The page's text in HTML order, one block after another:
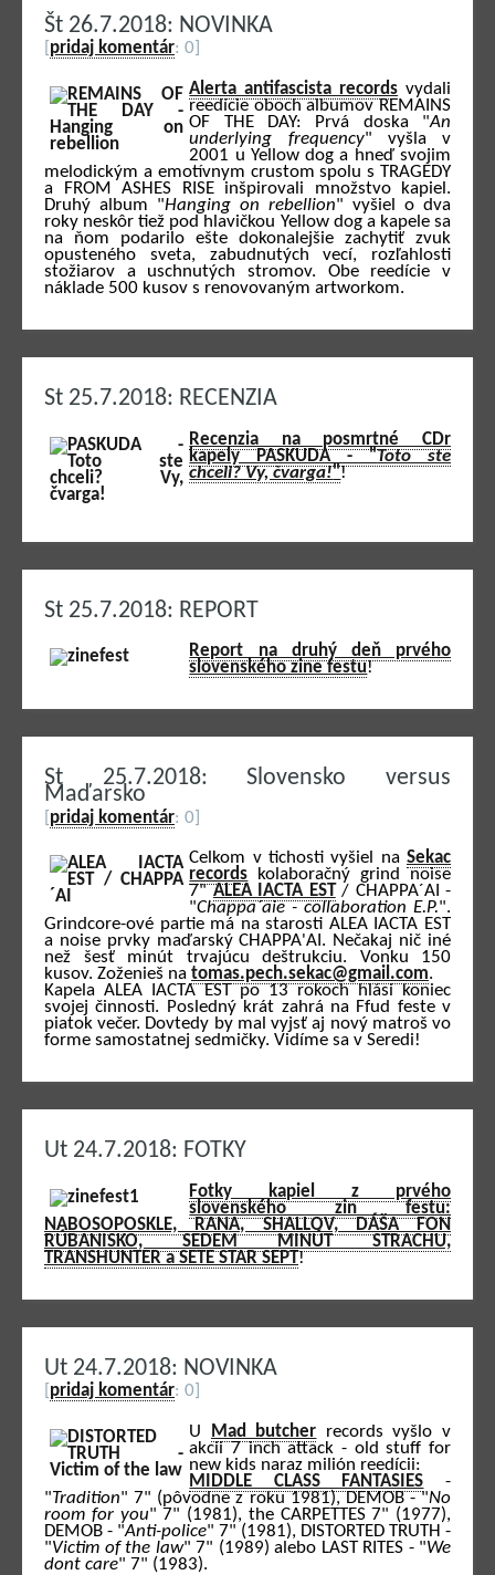
Št 26.7.2018: NOVINKA
pridaj komentár: 0]
Alerta antifascista records vydali
reedície oboch albumov REMAINS
OF THE DAY: Prvá doska "An
underlying frequency" vyšla v
2001 u Yellow dog a hneď svojim
melodickým a emotívnym crustom spolu s TRAGEDY
a FROM ASHES RISE inšpirovali množstvo kapiel.
Druhý album "Hanging on rebellion" vyšiel o dva
roky neskôr tiež pod hlavičkou Yellow dog a kapele sa
na ňom podarilo ešte dokonalejšie zachytiť zvuk
opusteného sveta, zabudnutých vecí, rozľahlosti
stožiarov a uschnutých stromov. Obe reedície v
náklade 500 kusov s renovovaným artworkom.
St 25.7.2018: RECENZIA
Recenzia na posmrtné CDr
kapely PASKUDA - "Toto ste
chceli? Vy, čvarga!"!
St 25.7.2018: REPORT
Report na druhý deň prvého
slovenského zine festu!
St 25.7.2018: Slovensko versus
Maďarsko
pridaj komentár: 0]
Celkom v tichosti vyšiel na Sekac
records kolaboračný grind noise
7"ALEA IACTA EST/ CHAPPA´AI -
"Chappa´aie - collaboration E.P.".
Grindcore-ové partie má na starosti ALEA IACTA EST
a noise prvky maďarský CHAPPA'AI. Nečakaj nič iné
než šesť minút trvajúcu deštrukciu. Vonku 150
kusov. Zoženieš na tomas.pech.sekac@gmail.com.
Kapela ALEA IACTA EST po 13 rokoch hlási koniec
svojej činnosti. Posledný krát zahrá na Ffud feste v
piatok večer. Dovtedy by mal vyjsť aj nový matroš vo
forme samostatnej sedmičky. Vidíme sa v Seredi!
Ut 24.7.2018: FOTKY
Fotky kapiel z prvého
slovenského zin festu:
NABOSOPOSKLE, RANA, SHALLOV, DÁŠA FON
RÚBANISKO, SEDEM MINÚT STRACHU,
TRANSHUNTER a SETE STAR SEPT!
Ut 24.7.2018: NOVINKA
pridaj komentár: 0]
U Mad butcher records vyšlo v
akcii 7 inch attack - old stuff for
new kids naraz milión reedícii:
MIDDLE CLASS FANTASIES -
"Tradition" 7" (pôvodne z roku 1981), DEMOB - "No
room for you" 7" (1981), the CARPETTES 7" (1977),
DEMOB - "Anti-police" 7" (1981), DISTORTED TRUTH -
"Victim of the law" 7" (1989) alebo LAST RITES - "We
dont care" 7" (1983).